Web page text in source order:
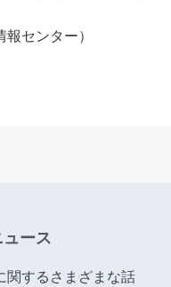
センター）
ース
関するさまざまな話